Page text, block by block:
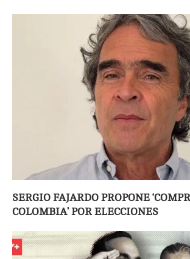
SERGIO FAJARDO PROPONE
COLOMBIA’ POR ELECCIONES